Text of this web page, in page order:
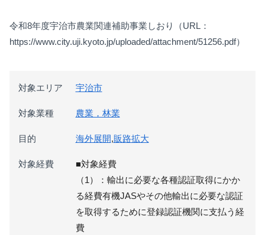
令和8年度宇治市農業関連補助事業しおり（URL：
https://www.city.uji.kyoto.jp/uploaded/attachment/51256.pdf）
対象エリア 宇治市
対象業種 農業，林業
目的 海外展開,販路拡大
対象経費
■対象経費
（1）：輸出に必要な各種認証取得にかか
る経費有機JASやその他輸出に必要な認証
を取得するために登録認証機関に支払う経
費